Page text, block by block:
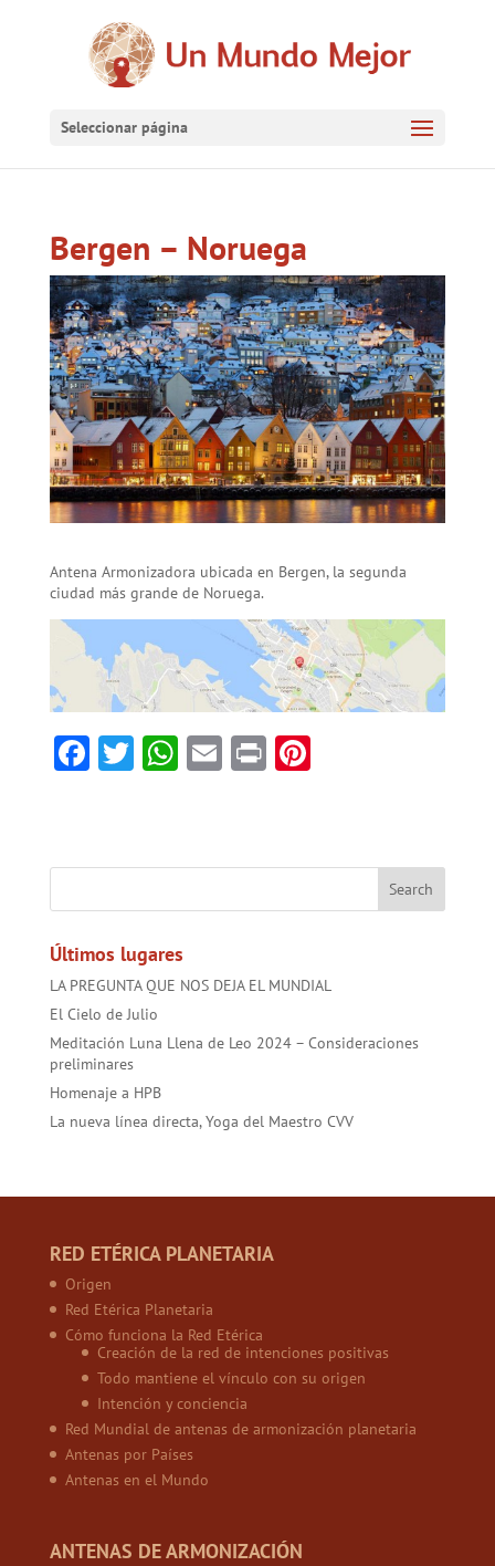
Seleccionar página
Bergen – Noruega
Antena Armonizadora ubicada en Bergen, la segunda
ciudad más grande de Noruega.
F
b
T
er
W
sA
E
l
Pr Pi
es
Últimos lugares
LA PREGUNTA QUE NOS DEJA EL MUNDIAL
El Cielo de Julio
Meditación Luna Llena de Leo 2024 – Consideraciones
preliminares
Homenaje a HPB
La nueva línea directa, Yoga del Maestro CVV
RED ETÉRICA PLANETARIA
Origen
Red Etérica Planetaria
Cómo funciona la Red Etérica
Creación de la red de intenciones positivas
Todo mantiene el vínculo con su origen
Intención y conciencia
Red Mundial de antenas de armonización planetaria
Antenas por Países
Antenas en el Mundo
ANTENAS DE ARMONIZACIÓN